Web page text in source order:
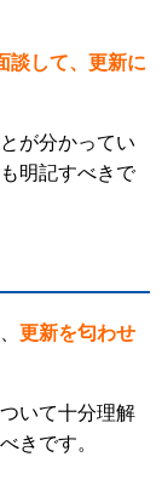
談して、更新に
が分かってい
明記すべきで
更新を匂わせ
いて十分理解
きです。